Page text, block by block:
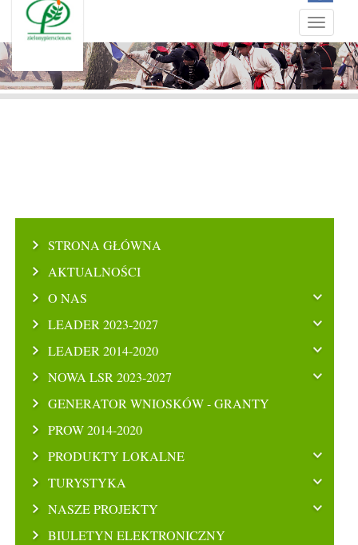
Toggle
Menu
STRONA GŁÓWNA
AKTUALNOŚCI
O NAS
LEADER 2023-2027
LEADER 2014-2020
NOWA LSR 2023-2027
GENERATOR WNIOSKÓW - GRANTY
PROW 2014-2020
PRODUKTY LOKALNE
TURYSTYKA
NASZE PROJEKTY
BIULETYN ELEKTRONICZNY